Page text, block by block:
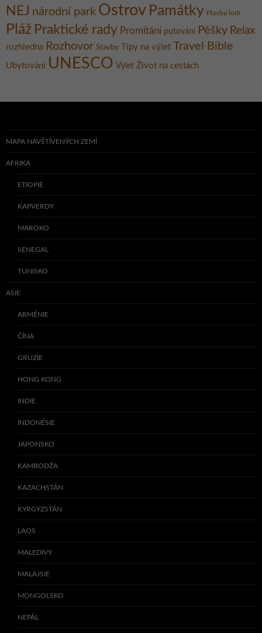
NEJ národní park Ostrov Památky Plavba lodí
Pláž Praktické rady Promítání putování Pěšky Relax
rozhledna Rozhovor Stavby Tipy na výlet Travel Bible
Ubytování UNESCO Výlet Život na cestách
MAPA NAVŠTÍVENÝCH ZEMÍ
AFRIKA
ETIOPIE
KAPVERDY
MAROKO
SENEGAL
TUNISKO
ASIE
ARMÉNIE
ČÍNA
GRUZIE
HONG KONG
INDIE
INDONÉSIE
JAPONSKO
KAMBODŽA
KAZACHSTÁN
KYRGYZSTÁN
LAOS
MALEDIVY
MALAJSIE
MONGOLSKO
NEPÁL